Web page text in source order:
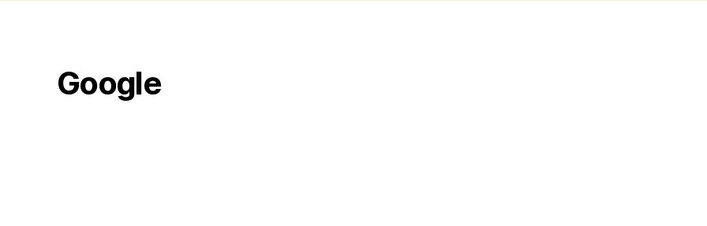
Google